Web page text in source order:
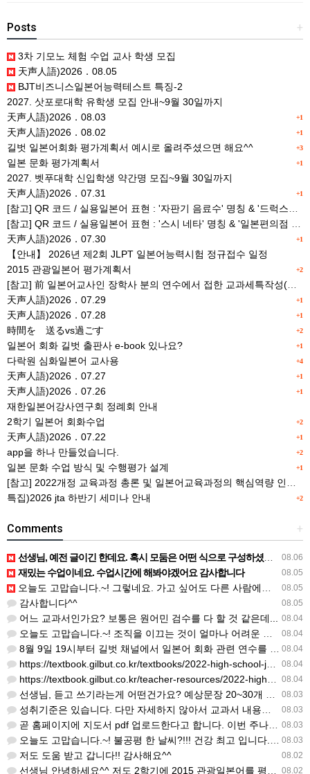
+
Posts
3차 기모노 체험 수업 교사 학생 모집
天声人語)2026．08.05
BJT비즈니스일본어능력테스트 특징-2
2027. 삿포로대학 유학생 모집 안내~9월 30일까지
+1
天声人語)2026．08.03
+1
天声人語)2026．08.02
+3
길벗 일본어회화 평가계획서 예시로 올려주셨으면 해요^^
+1
일본 문화 평가계획서
2027. 벳푸대학 신입학생 약간명 모집~9월 30일까지
+1
天声人語)2026．07.31
+1
天声人語)2026．07.30
【안내】 2026년 제2회 JLPT 일본어능력시험 정규접수 일정
+2
2015 관광일본어 평가계획서
+1
天声人語)2026．07.29
+1
天声人語)2026．07.28
+2
時間を 送るvs過ごす
+1
일본어 회화 길벗 출판사 e-book 있나요?
+4
다락원 심화일본어 교사용
+1
天声人語)2026．07.27
+1
天声人語)2026．07.26
재한일본어강사연구회 정례회 안내
+2
2학기 일본어 회화수업
+1
天声人語)2026．07.22
+2
app을 하나 만들었습니다.
+1
일본 문화 수업 방식 및 수행평가 설계
+2
특집)2026 jta 하반기 세미나 안내
+
Comments
08.06
선생님, 예전 글이긴 한데요. 혹시 모둠은 어떤 식으로 구성하셨을까요? 진단평가를 보시고 모둠장(도우미학생)…
08.05
재밌는 수업이네요. 수업시간에 해봐야겠어요 감사합니다
08.05
오늘도 고맙습니다.~! 그렇네요. 가고 싶어도 다른 사람에게 민폐는 안되는 것... 감사해요. ^^
08.05
감사합니다^^
08.04
어느 교과서인가요? 보통은 원어민 검수를 다 할 것 같은데...
08.04
오늘도 고맙습니다.~! 조직을 이끄는 것이 얼마나 어려운 일일까요? 우선 봉사하는 마음이 필요!!! 감사해요…
08.04
8월 9일 19시부터 길벗 채널에서 일본어 회화 관련 연수를 저작 직강으로 한다고 합니다. 많이 도움이 되실…
08.04
https://textbook.gilbut.co.kr/textbooks/2022-high-school-jap…
08.04
https://textbook.gilbut.co.kr/teacher-resources/2022-high-sc…
08.03
선생님, 듣고 쓰기라는게 어떤건가요? 예상문장 20~30개 중 몇개를 틀어주고 들리는대로 쓰는 건가요? 자세…
08.03
성취기준은 있습니다. 다만 자세하지 않아서 교과서 내용에 맞게 좀 더 구체적으로 재구조화를 하신 선생님이 계…
08.03
곧 홈페이지에 지도서 pdf 업로드한다고 합니다. 이번 주나 다음 주에 e-book 기반 전자저작물도 업로드…
08.03
오늘도 고맙습니다.~! 불공평 한 날씨?!!! 건강 최고 입니다. ^^
08.02
저도 도움 받고 갑니다!! 감사해요^^
08.02
선생님 안녕하세요^^ 저도 2학기에 2015 관광일본어를 평가계획을 세우려고 하는데. ..아무리 찾아도 없어…